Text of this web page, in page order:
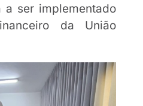
a ser implementado
da União